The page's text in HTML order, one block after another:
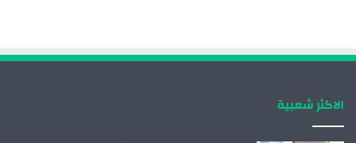
الاكثر شعبية